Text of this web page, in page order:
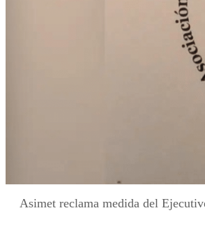
Asimet reclama medida del